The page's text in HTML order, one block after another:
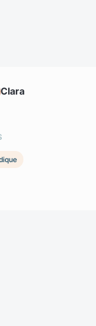
Clara